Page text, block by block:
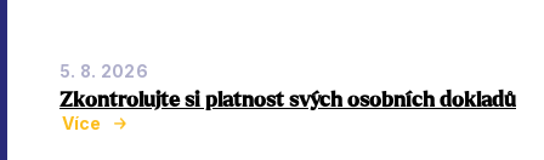
5. 8. 2026
Zkontrolujte si platnost svých osobních dokladů
Více